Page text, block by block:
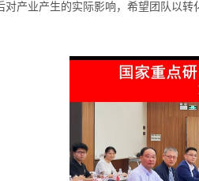
对产业产生的实际影响，希望团队以